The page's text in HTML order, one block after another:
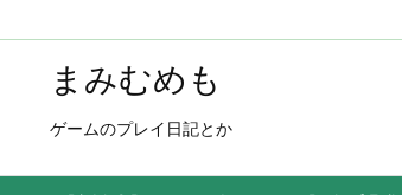
まみむめも
ゲームのプレイ日記とか